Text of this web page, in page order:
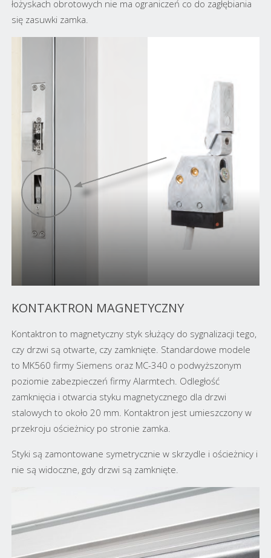
łożyskach obrotowych nie ma ograniczeń co do zagłębiania
się zasuwki zamka.
KONTAKTRON MAGNETYCZNY
Kontaktron to magnetyczny styk służący do sygnalizacji tego,
czy drzwi są otwarte, czy zamknięte. Standardowe modele
to MK560 firmy Siemens oraz MC-340 o podwyższonym
poziomie zabezpieczeń firmy Alarmtech. Odległość
zamknięcia i otwarcia styku magnetycznego dla drzwi
stalowych to około 20 mm. Kontaktron jest umieszczony w
przekroju ościeżnicy po stronie zamka.
Styki są zamontowane symetrycznie w skrzydle i ościeżnicy i
nie są widoczne, gdy drzwi są zamknięte.